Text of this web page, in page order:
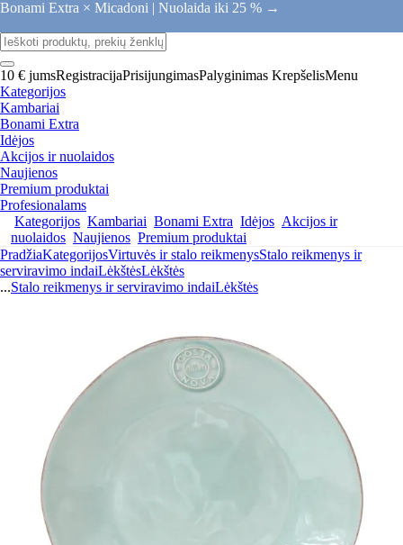
Bonami Extra × Micadoni | Nuolaida iki 25 % →
10 € jumsRegistracijaPrisijungimasPalyginimas KrepšelisMenu
Kategorijos
Kambariai
Bonami Extra
Idėjos
Akcijos ir nuolaidos
Naujienos
Premium produktai
Profesionalams
Kategorijos Kambariai Bonami Extra Idėjos Akcijos ir
nuolaidos Naujienos Premium produktai
PradžiaKategorijosVirtuvės ir stalo reikmenysStalo reikmenys ir
serviravimo indaiLėkštėsLėkštės
...Stalo reikmenys ir serviravimo indaiLėkštės